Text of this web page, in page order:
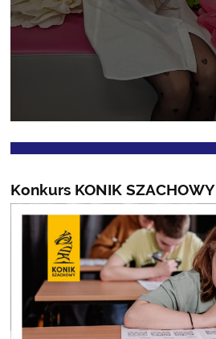
Konkurs KONIK SZACHOWY